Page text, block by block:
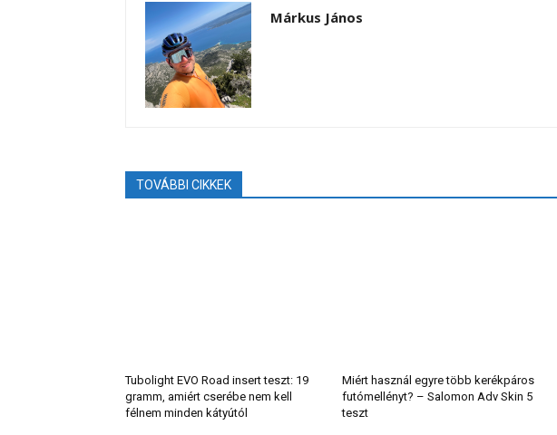
Márkus János
TOVÁBBI CIKKEK
Tubolight EVO Road insert teszt: 19
gramm, amiért cserébe nem kell
félnem minden kátyútól
Miért használ egyre több kerékpáros
futómellényt? – Salomon Adv Skin 5
teszt